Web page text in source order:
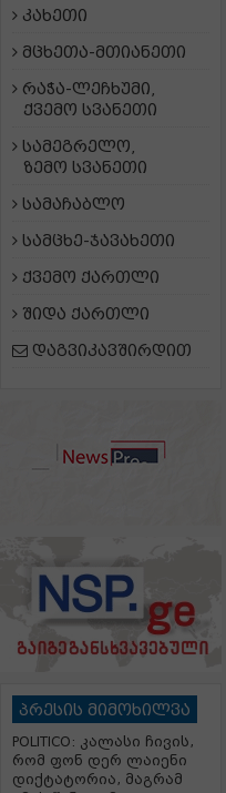
კახეთი
მცხეთა-მთიანეთი
რაჭა-ლეჩხუმი,
ქვემო სვანეთი
სამეგრელო,
ზემო სვანეთი
სამაჩაბლო
სამცხე-ჯავახეთი
ქვემო ქართლი
შიდა ქართლი
დაგვიკავშირდით
პრესის მიმოხილვა
POLITICO: კალასი ჩივის,
რომ ფონ დერ ლაიენი
დიქტატორია, მაგრამ